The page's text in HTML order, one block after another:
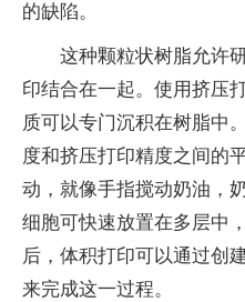
的缺陷。
这种颗粒状树脂允许
印结合在一起。使用挤压
质可以专门沉积在树脂中
度和挤压打印精度之间的
动，就像手指搅动奶油，
细胞可快速放置在多层中
后，体积打印可以通过创
来完成这一过程。